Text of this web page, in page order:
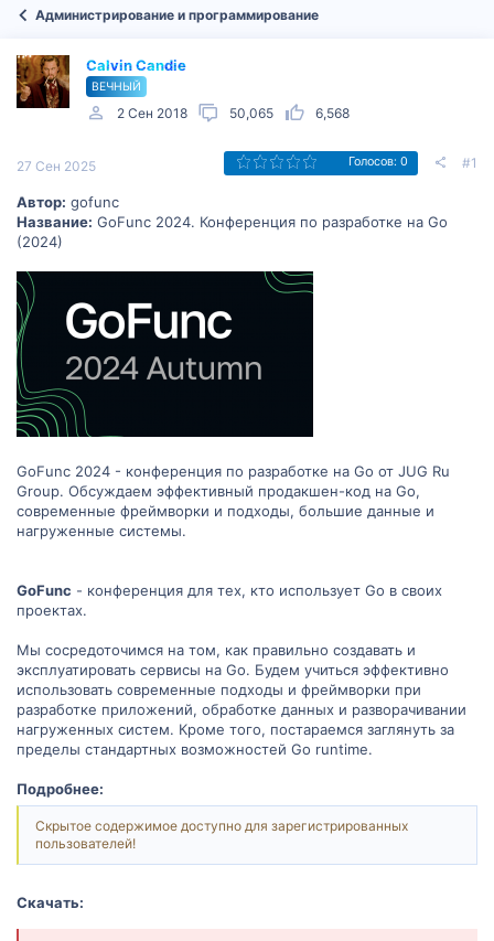
Администрирование и программирование
Calvin Candie
ВЕЧНЫЙ
2 Сен 2018 50,065 6,568
27 Сен 2025 Голосов: 0 #1
Автор: gofunc
Название: GoFunc 2024. Конференция по разработке на Go
(2024)
GoFunc 2024 - конференция по разработке на Go от JUG Ru
Group. Обсуждаем эффективный продакшен-код на Go,
современные фреймворки и подходы, большие данные и
нагруженные системы.
GoFunc - конференция для тех, кто использует Go в своих
проектах.
Мы сосредоточимся на том, как правильно создавать и
эксплуатировать сервисы на Go. Будем учиться эффективно
использовать современные подходы и фреймворки при
разработке приложений, обработке данных и разворачивании
нагруженных систем. Кроме того, постараемся заглянуть за
пределы стандартных возможностей Go runtime.
Подробнее:
Скрытое содержимое доступно для зарегистрированных
пользователей!
Скачать: